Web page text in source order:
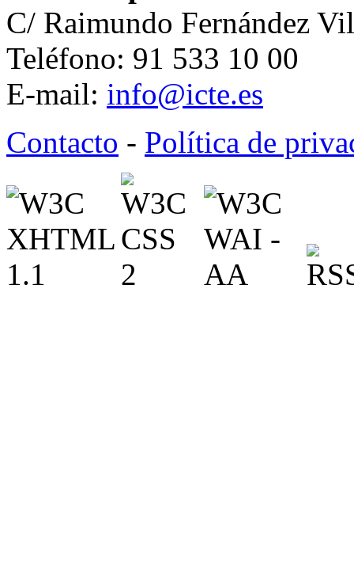
C/ Raimundo Fernández
Teléfono: 91 533 10 00
E-mail: info@icte.es
Contacto - Política de